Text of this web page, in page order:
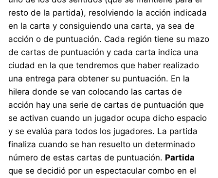
resto de la partida), resolviendo la acción indicada
en la carta y consiguiendo una carta, ya sea de
acción o de puntuación. Cada región tiene su mazo
de cartas de puntuación y cada carta indica una
ciudad en la que tendremos que haber realizado
una entrega para obtener su puntuación. En la
hilera donde se van colocando las cartas de
acción hay una serie de cartas de puntuación que
se activan cuando un jugador ocupa dicho espacio
y se evalúa para todos los jugadores. La partida
finaliza cuando se han resuelto un determinado
número de estas cartas de puntuación. Partida
que se decidió por un espectacular combo en el